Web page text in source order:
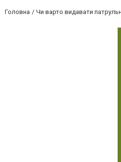
Головна Чи варто видавати